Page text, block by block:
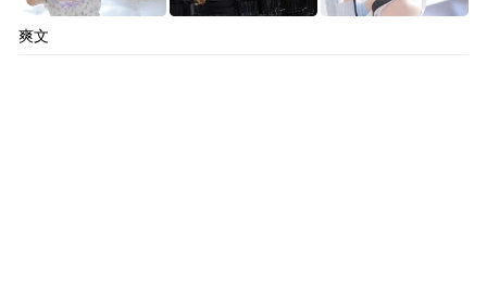
爽文